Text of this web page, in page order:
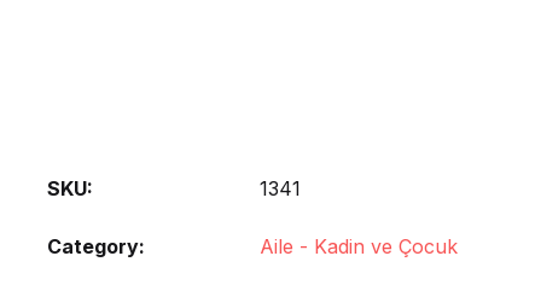
SKU: 1341
Category: Aile - Kadin ve Çocuk